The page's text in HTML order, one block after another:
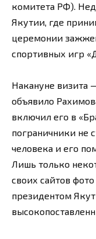
комитета РФ).
Якутии, где
церемонии
спортивных игр
Накануне визита
объявило
включил его в
пограничники не
человека и его
Лишь только
своих сайтов
президентом